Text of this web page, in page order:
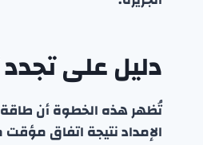
دليل على
تُظهر هذه الخطوة أن طاقة
الإمداد نتيجة اتفاق مؤقت